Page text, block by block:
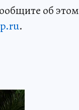
об этом
.